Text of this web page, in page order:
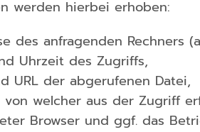
werden hierbei erhoben:
des anfragenden Rechners
Uhrzeit des Zugriffs,
URL der abgerufenen Datei,
von welcher aus der Zugriff
Browser und ggf. das